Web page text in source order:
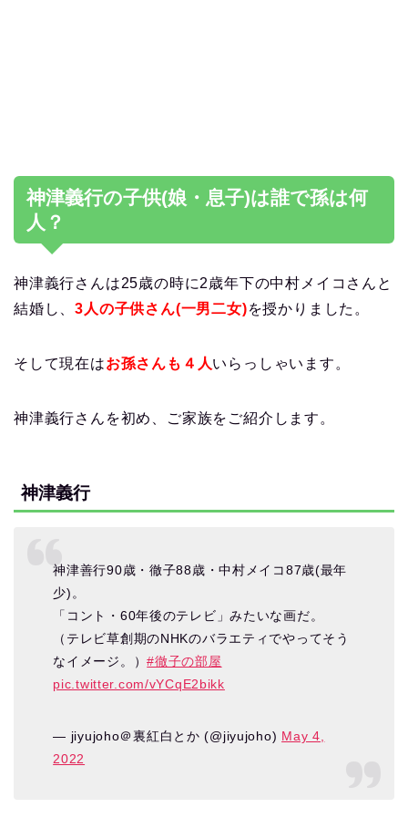
神津義行の子供(娘・息子)は誰で孫は何
人？
神津義行さんは25歳の時に2歳年下の中村メイコさんと
結婚し、3人の子供さん(一男二女)を授かりました。
そして現在はお孫さんも４人いらっしゃいます。
神津義行さんを初め、ご家族をご紹介します。
神津義行
神津善行90歳・徹子88歳・中村メイコ87歳(最年
少)。
「コント・60年後のテレビ」みたいな画だ。
（テレビ草創期のNHKのバラエティでやってそう
なイメージ。）#徹子の部屋
pic.twitter.com/vYCqE2bikk
— jiyujoho＠裏紅白とか (@jiyujoho) May 4,
2022